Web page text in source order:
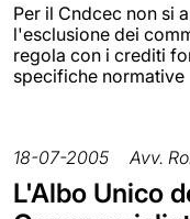
Per il Cndcec non si
l'esclusione dei
regola con i crediti
specifiche normative
18-07-2005 Avv.
L'Albo Unico